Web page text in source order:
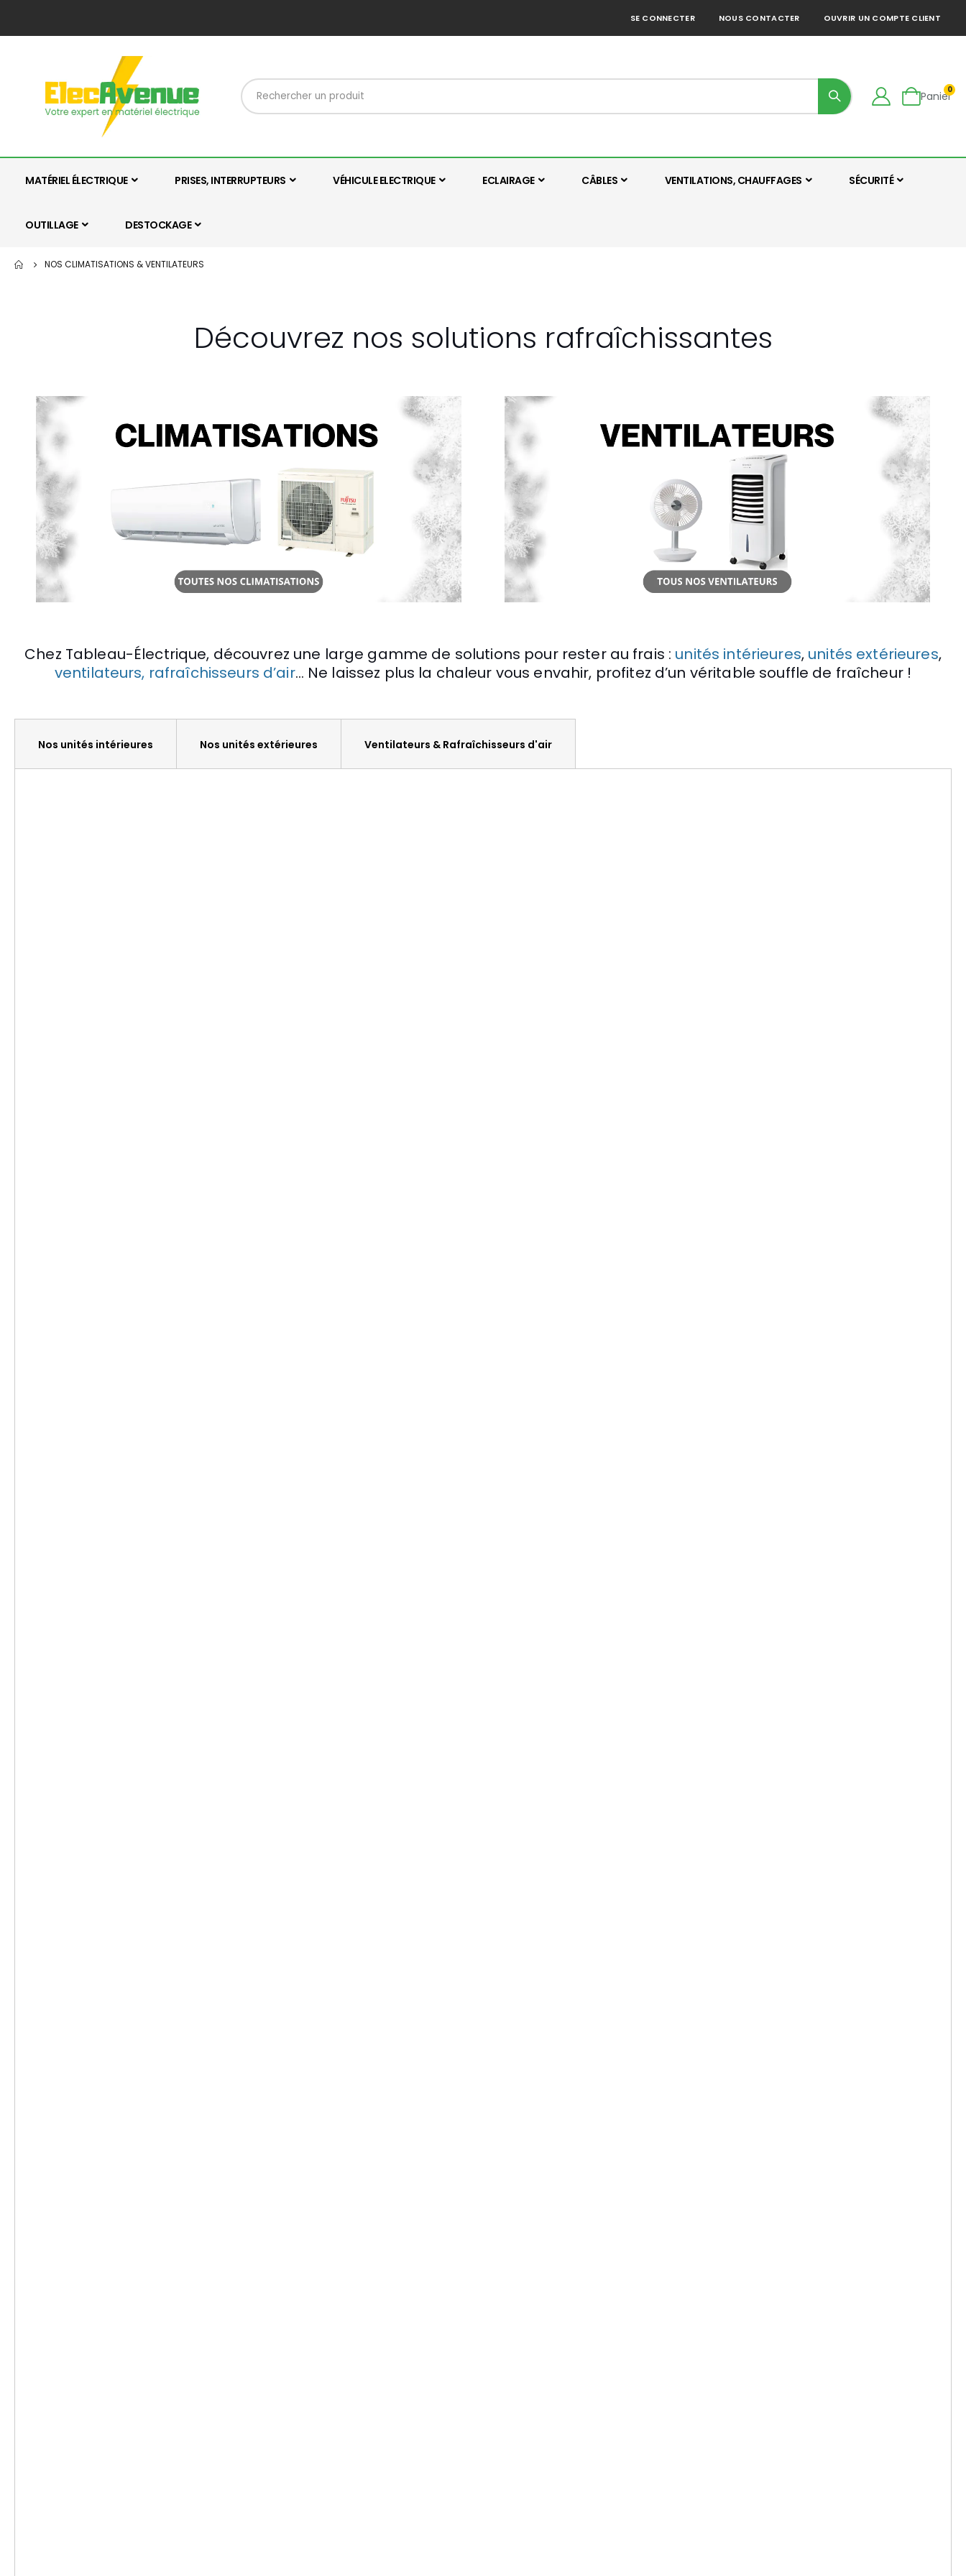
SE CONNECTER NOUS CONTACTER OUVRIR UN COMPTE CLIENT
Panier
0
MATÉRIEL ÉLECTRIQUE PRISES, INTERRUPTEURS VÉHICULE ELECTRIQUE ECLAIRAGE CÂBLES VENTILATIONS, CHAUFFAGES SÉCURITÉ
OUTILLAGE DESTOCKAGE
NOS CLIMATISATIONS & VENTILATEURS
Découvrez nos solutions rafraîchissantes
Chez Tableau-Électrique, découvrez une large gamme de solutions pour rester au frais : unités intérieures, unités extérieures,
ventilateurs, rafraîchisseurs d’air… Ne laissez plus la chaleur vous envahir, profitez d’un véritable souffle de fraîcheur !
Nos unités intérieures Nos unités extérieures Ventilateurs & Rafraîchisseurs d'air